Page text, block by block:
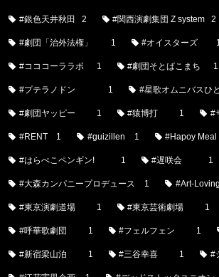
#銀色天井秋田 2 #関西演劇集団 Z system 2
#劇団「治外法権」 1 #オイスターズ
#コココーララボ 1 #劇団そとばこまち 1
#プテラノドン 1 #星歌オムニバスひ
#劇団ヤッピー 1 #猿博打 1 #
#RENT 1 #guizillen 1 #Hapoy Meal
#はらぺこペンギン! 1 #遅咲会 1
#大森カンパニープロデュース 1 #Art-Loving
#東京演劇道場 1 #東京芸術劇場 1
#呼華歌劇団 1 #フェルフェン 1
#新宿梁山泊 1 #三谷幸喜 1 #